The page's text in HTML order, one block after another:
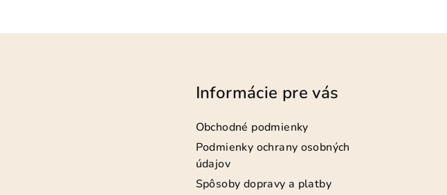
Informácie pre vás
Obchodné podmienky
Podmienky ochrany osobných
údajov
Spôsoby dopravy a platby